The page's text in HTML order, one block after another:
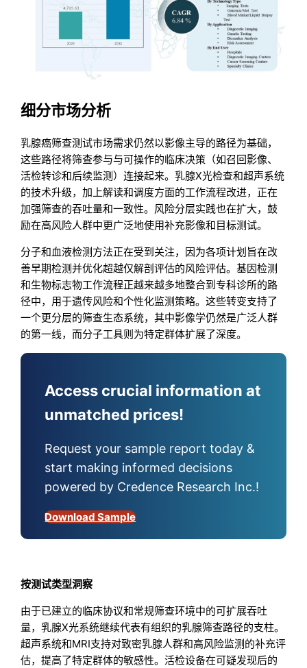
细分市场分析
乳腺癌筛查测试市场需求仍然以影像主导的路径为基础，
这些路径将筛查参与与可操作的临床决策（如召回影像、
活检转诊和后续监测）连接起来。乳腺X光检查和超声系统
的技术升级，加上解读和调度方面的工作流程改进，正在
加强筛查的吞吐量和一致性。风险分层实践也在扩大，鼓
励在高风险人群中更广泛地使用补充影像和目标测试。
分子和血液检测方法正在受到关注，因为各项计划旨在改
善早期检测并优化超越仅解剖评估的风险评估。基因检测
和生物标志物工作流程正越来越多地整合到专科诊所的路
径中，用于遗传风险和个性化监测策略。这些转变支持了
一个更分层的筛查生态系统，其中影像学仍然是广泛人群
的第一线，而分子工具则为特定群体扩展了深度。
Access crucial information at
unmatched prices!
Request your sample report today &
start making informed decisions
powered by Credence Research Inc.!
Download Sample
按测试类型洞察
由于已建立的临床协议和常规筛查环境中的可扩展吞吐
量，乳腺X光系统继续代表有组织的乳腺筛查路径的支柱。
超声系统和MRI支持对致密乳腺人群和高风险监测的补充评
估，提高了特定群体的敏感性。活检设备在可疑发现后的